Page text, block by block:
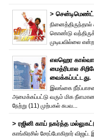
> சென்டிமெண்ட்
கொண்டு
முடியவில்லை
எலஹெர
மைத்ரிபால
வைக்கப்பட்டது.
இலங்கை நீர்ப்பாசன
அமைக்கப்பட்டு வரும் மிக
நேற்று (11) முற்பகல் சுபவ...
> ரஜினி காய் நகர்த்த
காங்கிரசில் சேரப்போகிறார் விஜய்.